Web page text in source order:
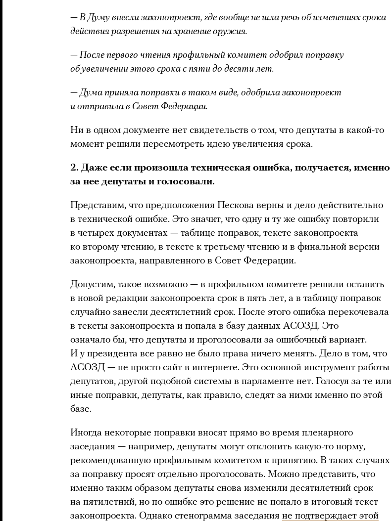
— В Думу внесли законопроект, где вообще не шла речь об изменениях срока
действия разрешения на хранение оружия.
— После первого чтения профильный комитет одобрил поправку
об увеличении этого срока с пяти до десяти лет.
— Дума приняла поправки в таком виде, одобрила законопроект
и отправила в Совет Федерации.
Ни в одном документе нет свидетельств о том, что депутаты в какой-то
момент решили пересмотреть идею увеличения срока.
2. Даже если произошла техническая ошибка, получается, именно
за нее депутаты и голосовали.
Представим, что предположения Пескова верны и дело действительно
в технической ошибке. Это значит, что одну и ту же ошибку повторили
в четырех документах — таблице поправок, тексте законопроекта
ко второму чтению, в тексте к третьему чтению и в финальной версии
законопроекта, направленного в Совет Федерации.
Допустим, такое возможно — в профильном комитете решили оставить
в новой редакции законопроекта срок в пять лет, а в таблицу поправок
случайно занесли десятилетний срок. После этого ошибка перекочевала
в тексты законопроекта и попала в базу данных АСОЗД. Это
означало бы, что депутаты и проголосовали за ошибочный вариант.
И у президента все равно не было права ничего менять. Дело в том, что
АСОЗД — не просто сайт в интернете. Это основной инструмент работы
депутатов, другой подобной системы в парламенте нет. Голосуя за те или
иные поправки, депутаты, как правило, следят за ними именно по этой
базе.
Иногда некоторые поправки вносят прямо во время пленарного
заседания — например, депутаты могут отклонить какую-то норму,
рекомендованную профильным комитетом к принятию. В таких случаях
за поправку просят отдельно проголосовать. Можно представить, что
именно таким образом депутаты снова изменили десятилетний срок
на пятилетний, но по ошибке это решение не попало в итоговый текст
законопроекта. Однако стенограмма заседания не подтверждает этой